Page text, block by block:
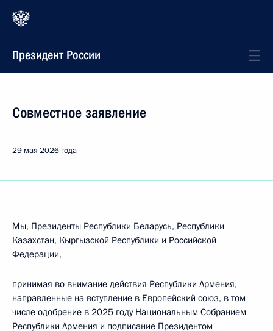
Президент России
Совместное заявление
29 мая 2026 года
Мы, Президенты Республики Беларусь, Республики
Казахстан, Кыргызской Республики и Российской
Федерации,
принимая во внимание действия Республики Армения,
направленные на вступление в Европейский союз, в том
числе одобрение в 2025 году Национальным Собранием
Республики Армения и подписание Президентом